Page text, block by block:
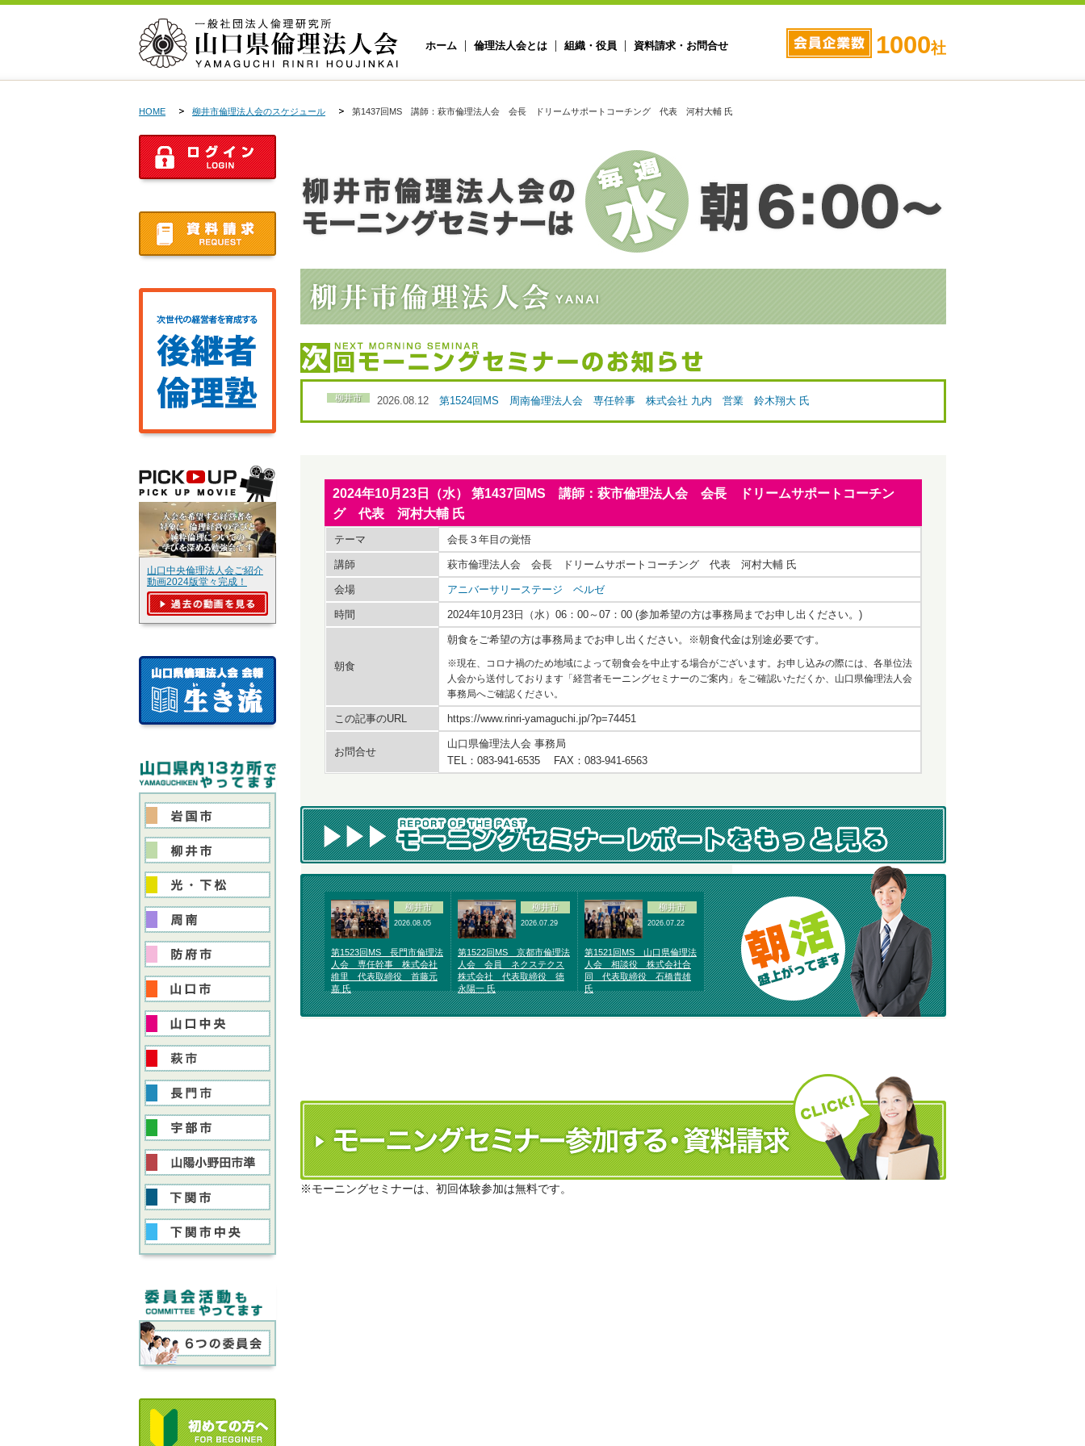
ホーム 倫理法人会とは 組織・役員 資料請求・お問合せ 1000社
HOME 柳井市倫理法人会のスケジュール 第1437回MS 講師：萩市倫理法人会 会長 ドリームサポートコーチング 代表 河村大輔 氏
柳井市 2026.08.12 第1524回MS 周南倫理法人会 専任幹事 株式会社 九内 営業 鈴木翔大 氏
2024年10月23日（水） 第1437回MS 講師：萩市倫理法人会 会長 ドリームサポートコーチン
グ 代表 河村大輔 氏
テーマ 会長３年目の覚悟
講師 萩市倫理法人会 会長 ドリームサポートコーチング 代表 河村大輔 氏
会場 アニバーサリーステージ ベルゼ
時間 2024年10月23日（水）06：00～07：00 (参加希望の方は事務局までお申し出ください。)
朝食
朝食をご希望の方は事務局までお申し出ください。※朝食代金は別途必要です。
※現在、コロナ禍のため地域によって朝食会を中止する場合がございます。お申し込みの際には、各単位法
人会から送付しております「経営者モーニングセミナーのご案内」をご確認いただくか、山口県倫理法人会
事務局へご確認ください。
この記事のURL https://www.rinri-yamaguchi.jp/?p=74451
お問合せ
山口県倫理法人会 事務局
TEL：083-941-6535 FAX：083-941-6563
柳井市
2026.08.05
第1523回MS 長門市倫理法
人会 専任幹事 株式会社
維里 代表取締役 首藤元
嘉 氏
柳井市
2026.07.29
第1522回MS 京都市倫理法
人会 会員 ネクステクス
株式会社 代表取締役 徳
永陽一 氏
柳井市
2026.07.22
第1521回MS 山口県倫理法
人会 相談役 株式会社合
同 代表取締役 石橋貴雄
氏
※モーニングセミナーは、初回体験参加は無料です。
山口中央倫理法人会ご紹介
動画2024版堂々完成！